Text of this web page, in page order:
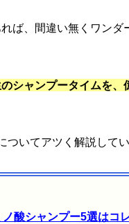
ば、間違い無くワンダ
シャンプータイムを、
いてアツく解説してい
酸シャンプー5選はコレ